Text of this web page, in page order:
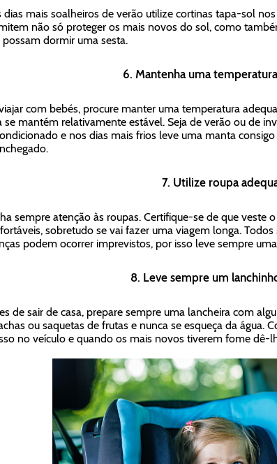
dias mais soalheiros de verão utilize cortinas tapa-sol
não só proteger os mais novos do sol, como
possam dormir uma sesta.
6. Mantenha uma
com bebés, procure manter uma temperatura
se mantém relativamente estável. Seja de verão ou de
e nos dias mais frios leve uma manta
7. Utilize roupa
sempre atenção às roupas. Certifique-se de que veste
sobretudo se vai fazer uma viagem longa.
podem ocorrer imprevistos, por isso leve sempre
8. Leve sempre um
de sair de casa, prepare sempre uma lancheira com
ou saquetas de frutas e nunca se esqueça da água.
no veículo e quando os mais novos tiverem fome dê-